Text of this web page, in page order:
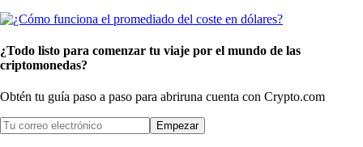
¿Todo listo para comenzar tu viaje por el mundo de las
criptomonedas?
Obtén tu guía paso a paso para abriruna cuenta con Crypto.com
Empezar